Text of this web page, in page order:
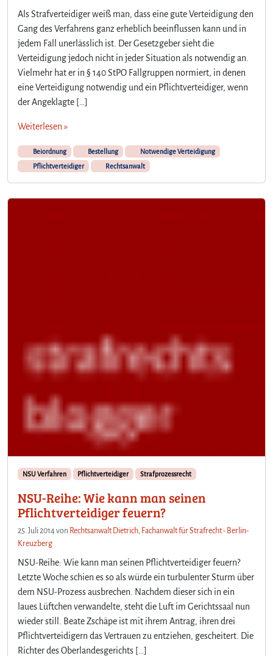
Als Strafverteidiger weiß man, dass eine gute Verteidigung den
Gang des Verfahrens ganz erheblich beeinflussen kann und in
jedem Fall unerlässlich ist. Der Gesetzgeber sieht die
Verteidigung jedoch nicht in jeder Situation als notwendig an.
Vielmehr hat er in § 140 StPO Fallgruppen normiert, in denen
eine Verteidigung notwendig und ein Pflichtverteidiger, wenn
der Angeklagte […]
Weiterlesen »
Beiordnung Bestellung
Notwendige Verteidigung
Pflichtverteidiger
Rechtsanwalt
NSU Verfahren Pflichtverteidiger Strafprozessrecht
NSU-Reihe: Wie kann man seinen
Pflichtverteidiger feuern?
25. Juli 2014von Rechtsanwalt Dietrich, Fachanwalt für Strafrecht - Berlin-
Kreuzberg
NSU-Reihe: Wie kann man seinen Pflichtverteidiger feuern?
Letzte Woche schien es so als würde ein turbulenter Sturm über
dem NSU-Prozess ausbrechen. Nachdem dieser sich in ein
laues Lüftchen verwandelte, steht die Luft im Gerichtssaal nun
wieder still. Beate Zschäpe ist mit ihrem Antrag, ihren drei
Pflichtverteidigern das Vertrauen zu entziehen, gescheitert. Die
Richter des Oberlandesgerichts […]